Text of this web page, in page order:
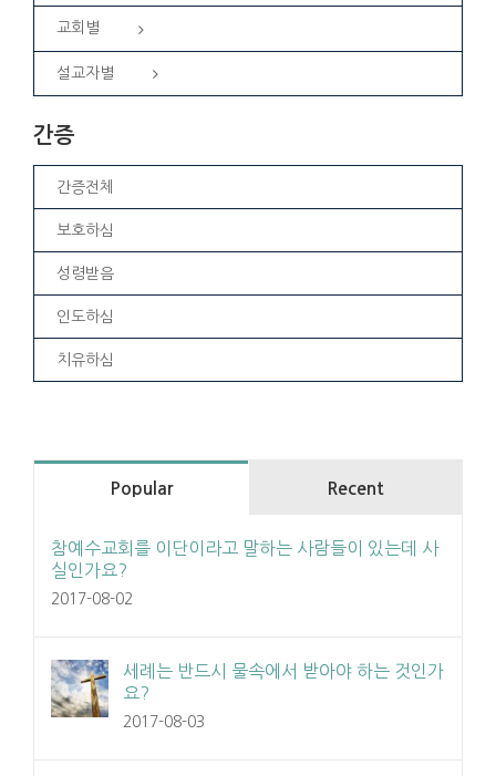
교회별
설교자별
간증
간증전체
보호하심
성령받음
인도하심
치유하심
Popular Recent
참예수교회를 이단이라고 말하는 사람들이 있는데 사
실인가요?
2017-08-02
세례는 반드시 물속에서 받아야 하는 것인가
요?
2017-08-03